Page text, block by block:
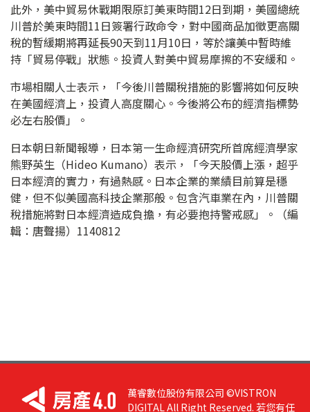
此外，美中貿易休戰期限原訂美東時間12日到期，美國總統
川普於美東時間11日簽署行政命令，對中國商品加徵更高關
稅的暫緩期將再延長90天到11月10日，等於讓美中暫時維
持「貿易停戰」狀態。投資人對美中貿易摩擦的不安緩和。
市場相關人士表示，「今後川普關稅措施的影響將如何反映
在美國經濟上，投資人高度關心。今後將公布的經濟指標勢
必左右股價」。
日本朝日新聞報導，日本第一生命經濟研究所首席經濟學家
熊野英生（Hideo Kumano）表示，「今天股價上漲，超乎
日本經濟的實力，有過熱感。日本企業的業績目前算是穩
健，但不似美國高科技企業那般。包含汽車業在內，川普關
稅措施將對日本經濟造成負擔，有必要抱持警戒感」。（編
輯：唐聲揚）1140812
萬睿數位股份有限公司 ©VISTRON
DIGITAL All Right Reserved. 若您有任